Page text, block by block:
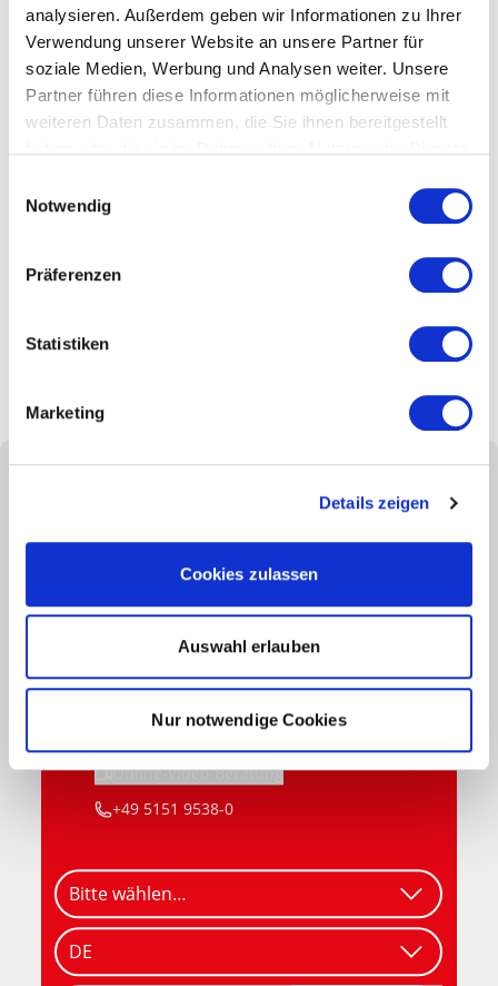
analysieren. Außerdem geben wir Informationen zu Ihrer
Verwendung unserer Website an unsere Partner für
soziale Medien, Werbung und Analysen weiter. Unsere
Partner führen diese Informationen möglicherweise mit
weiteren Daten zusammen, die Sie ihnen bereitgestellt
Notwendig
Präferenzen
Statistiken
Marketing
Details zeigen
Cookies zulassen
Auswahl erlauben
Nur notwendige Cookies
Akzeptieren
Meisterstück-HAUS Zentrale
Berater kennenlernen
+49 5151 9538-0
E-Mail schreiben
Online-Video-Beratung